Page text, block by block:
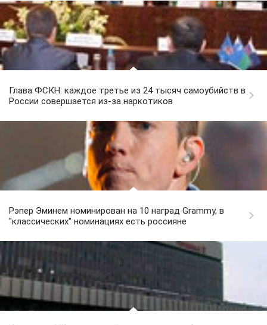
Глава ФСКН: каждое третье из 24 тысяч самоубийств в
России совершается из-за наркотиков
Рэпер Эминем номинирован на 10 наград Grammy, в
"классических" номинациях есть россияне